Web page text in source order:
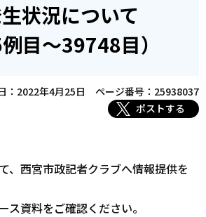
状況について
目～39748目）
：2022年4月25日
ページ番号：25938037
ポストする
、西宮市政記者クラブへ情報提供を
ス資料をご確認ください。